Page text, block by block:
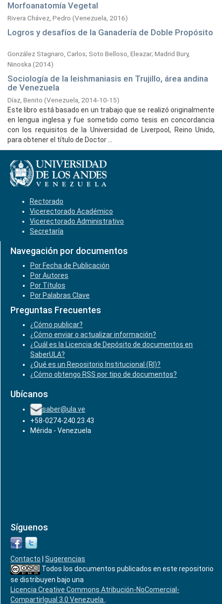
Morfoanatomía Vegetal
Rivera Chávez, Pedro (Venezuela, 2016)
Logros y desafíos de la Ganadería de Doble Propósito
González Stagnaro, Carlos; Soto Belloso, Eleazar; Madrid Bury,
Ninoska (2014)
Sociología de la leishmaniasis en Trujillo, área andina
de Venezuela
Díaz, Benito (Venezuela, 2014-10-15)
Este libro está basado en un trabajo que se realizó originalmente
en lengua inglesa y fue sometido como tesis en concordancia
con los requisitos de la Universidad de Liverpool, Reino Unido,
para obtener el título de Doctor ...
Rectorado
Vicerectorado Académico
Vicerectorado Administrativo
Secretaría
Navegación por documentos
Por Fecha de Publicación
Por Autores
Por Títulos
Por Palabras Clave
Preguntas Frecuentes
¿Cómo publicar?
¿Cómo enviar o actualizar información?
¿Cuál es la Licencia de Depósito de documentos en
SaberULA?
¿Qué es un Repositorio Institucional (RI)?
¿Cómo obtengo RSS por tipo de documentos?
Ubícanos
saber@ula.ve
+58-0274-240.23.43
Mérida - Venezuela
Síguenos
Contacto
Sugerencias
Todos los documentos publicados en este repositorio
se distribuyen bajo una
Licencia Creative Commons Atribución-NoComercial-
CompartirIgual 3.0 Venezuela